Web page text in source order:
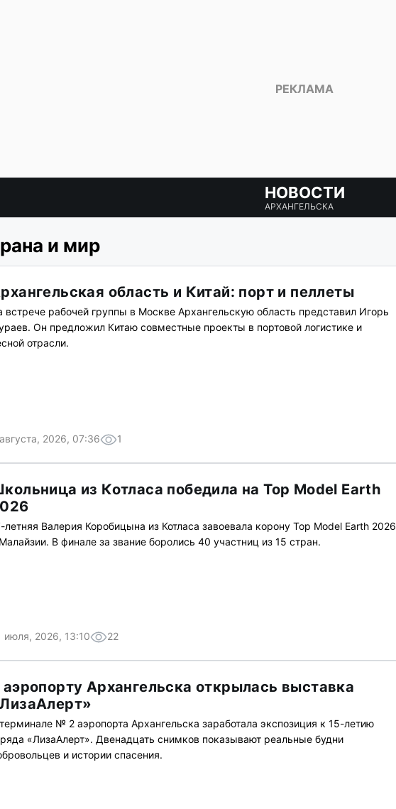
НОВОСТИ
АРХАНГЕЛЬСКА
и мир
область и Китай: порт и пеллеты
встрече рабочей группы в Москве Архангельскую область представил Игорь
Он предложил Китаю совместные проекты в портовой логистике и
отрасли.
2026, 07:36 1
из Котласа победила на Top Model Earth
летняя Валерия Коробицына из Котласа завоевала корону Top Model Earth 2026
В финале за звание боролись 40 участниц из 15 стран.
июля, 2026, 13:10 22
аэропорту Архангельска открылась выставка
№ 2 аэропорта Архангельска заработала экспозиция к 15-летию
«ЛизаАлерт». Двенадцать снимков показывают реальные будни
и истории спасения.